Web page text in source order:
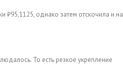
₽95,1125, однако затем отскочила и на
То есть резкое укрепление